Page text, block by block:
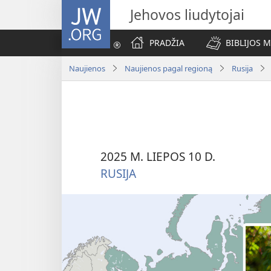
JW.ORG Jehovos liudytojai
PRADŽIA
BIBLIJOS
Naujienos Naujienos pagal regioną Rusija
2025 M. LIEPOS 10 D.
RUSIJA